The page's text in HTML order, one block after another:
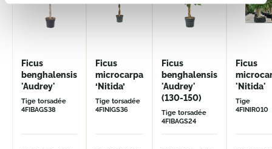
Ficus
benghalensis
'Audrey'
Tige torsadée
4FIBAGS38
Ficus
microcarpa
‘Nitida’
Tige torsadée
4FINIGS36
Ficus
benghalensis
'Audrey'
(130-150)
Tige torsadée
4FIBAGS24
Ficus
'Nitida'
Tige
4FINIR010